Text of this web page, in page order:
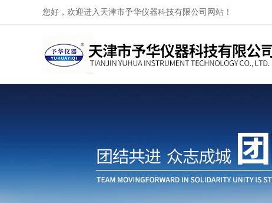
您好，欢迎进入天津市予华仪器科技有限公司网站！